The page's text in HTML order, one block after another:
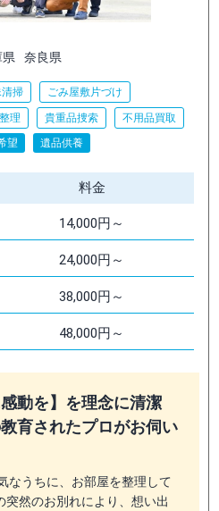
奈良県
掃 ごみ屋敷片づけ
理 貴重品捜索
不用品買取
望 遺品供養
料金
14,000円～
24,000円～
38,000円～
48,000円～
動を】を理念に清潔
育されたプロがお伺い
なうちに、お部屋を整理して
突然のお別れにより、想い出